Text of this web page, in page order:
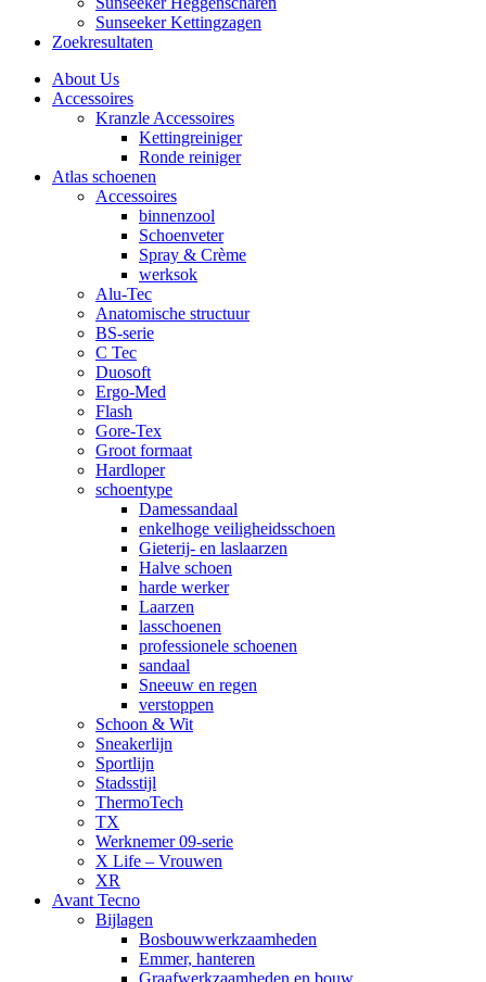
Sunseeker Kettingzagen
Zoekresultaten
About Us
Accessoires
Kranzle Accessoires
Kettingreiniger
Ronde reiniger
Atlas schoenen
Accessoires
binnenzool
Schoenveter
Spray & Crème
werksok
Alu-Tec
Anatomische structuur
BS-serie
C Tec
Duosoft
Ergo-Med
Flash
Gore-Tex
Groot formaat
Hardloper
schoentype
Damessandaal
enkelhoge veiligheidsschoen
Gieterij- en laslaarzen
Halve schoen
harde werker
Laarzen
lasschoenen
professionele schoenen
sandaal
Sneeuw en regen
verstoppen
Schoon & Wit
Sneakerlijn
Sportlijn
Stadsstijl
ThermoTech
TX
Werknemer 09-serie
X Life – Vrouwen
XR
Avant Tecno
Bijlagen
Bosbouwwerkzaamheden
Emmer, hanteren
Graafwerkzaamheden en bouw